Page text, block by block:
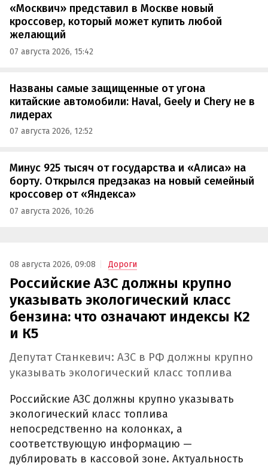
«Москвич» представил в Москве новый
кроссовер, который может купить любой
желающий
07 августа 2026, 15:42
Названы самые защищенные от угона
китайские автомобили: Haval, Geely и Chery не в
лидерах
07 августа 2026, 12:52
Минус 925 тысяч от государства и «Алиса» на
борту. Открылся предзаказ на новый семейный
кроссовер от «Яндекса»
07 августа 2026, 10:26
08 августа 2026, 09:08 Дороги
Российские АЗС должны крупно
указывать экологический класс
бензина: что означают индексы К2
и К5
Депутат Станкевич: АЗС в РФ должны крупно
указывать экологический класс топлива
Российские АЗС должны крупно указывать
экологический класс топлива
непосредственно на колонках, а
соответствующую информацию —
дублировать в кассовой зоне. Актуальность